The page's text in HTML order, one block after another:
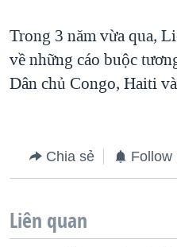
Trong 3 năm vừa qua,
về những cáo buộc
Dân chủ Congo, Haiti
Chia sẻ Follow
Liên quan